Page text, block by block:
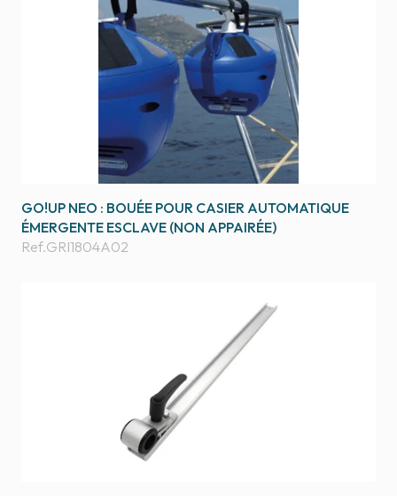
GO!UP NEO : BOUÉE POUR CASIER AUTOMATIQUE
ÉMERGENTE ESCLAVE (NON APPAIRÉE)
Ref.GRI1804A02